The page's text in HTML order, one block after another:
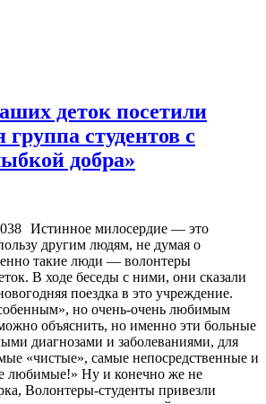
деток посетили
группа студентов с
добра»
Истинное милосердие — это
другим людям, не думая о
такие люди — волонтеры
В ходе беседы с ними, они сказали
поездка в это учреждение.
но очень-очень любимым
объяснить, но именно эти больные
диагнозами и заболеваниями, для
«чистые», самые непосредственные и
любимые!» Ну и конечно же не
Волонтеры-студенты привезли